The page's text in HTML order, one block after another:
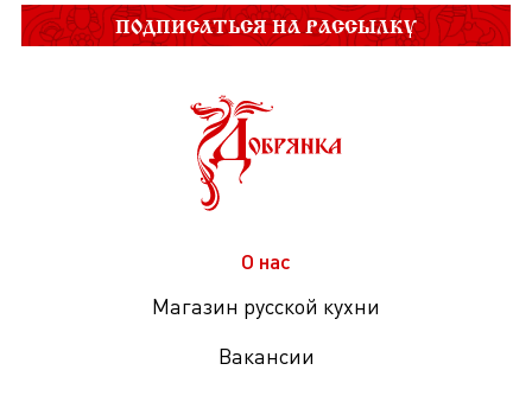
ПОДПИСАТЬСЯ НА РАССЫЛКУ
О нас
Магазин русской кухни
Вакансии